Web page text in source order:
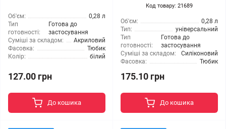
Об'єм:
0,28 л
Тип
готовності:
Готова до
застосування
Суміші за складом:
Акриловий
Фасовка:
Тюбик
Колір:
білий
127.00 грн
До кошика
Код товару: 21689
Об'єм:
0,28 л
Тип:
універсальний
Тип
готовності:
Готова до
застосування
Суміші за складом:
Силіконовий
Фасовка:
Тюбик
175.10 грн
До кошика